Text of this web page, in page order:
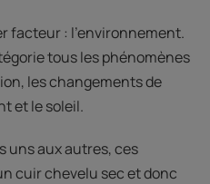
facteur : l’environnement.
tous les phénomènes
les changements de
et le soleil.
uns aux autres, ces
cuir chevelu sec et donc